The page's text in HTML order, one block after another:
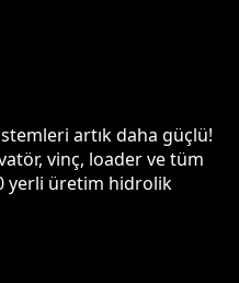
artık daha güçlü!
vinç, loader ve tüm
yerli üretim hidrolik